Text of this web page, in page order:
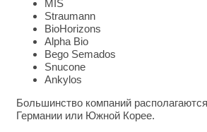
MIS
Straumann
BioHorizons
Alpha Bio
Bego Semados
Snucone
Ankylos
Большинство компаний
Германии или Южной Корее.